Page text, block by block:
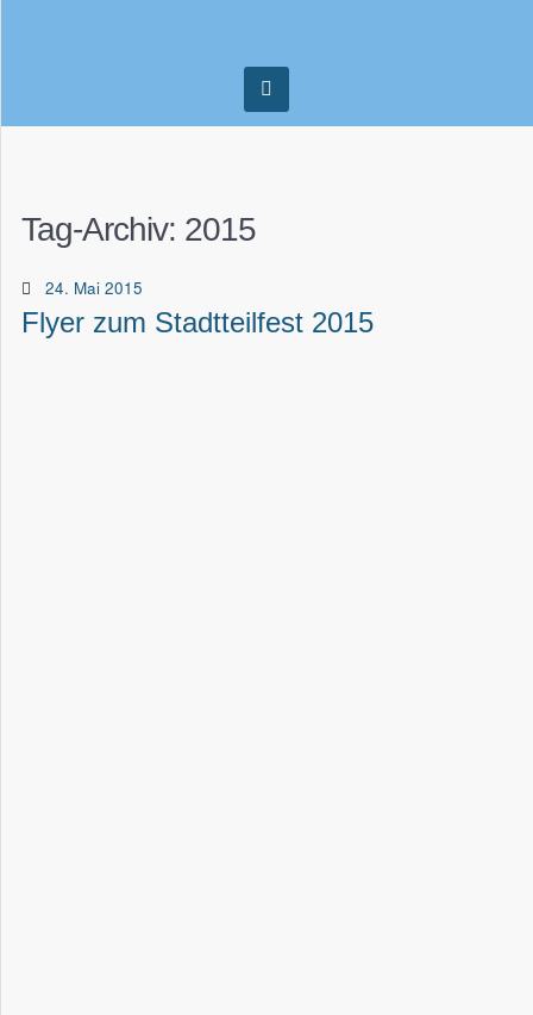
Tag-Archiv: 2015
24. Mai 2015
Flyer zum Stadtteilfest 2015